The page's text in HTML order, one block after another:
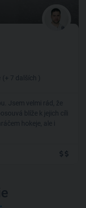
(+ 7 dalších )
Jsem velmi rád, že
blíže k jejich cíli
hokeje, ale i